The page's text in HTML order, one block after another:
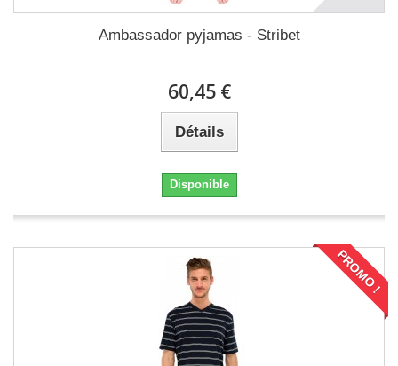
Ambassador pyjamas - Stribet
60,45 €
Détails
Disponible
PROMO !